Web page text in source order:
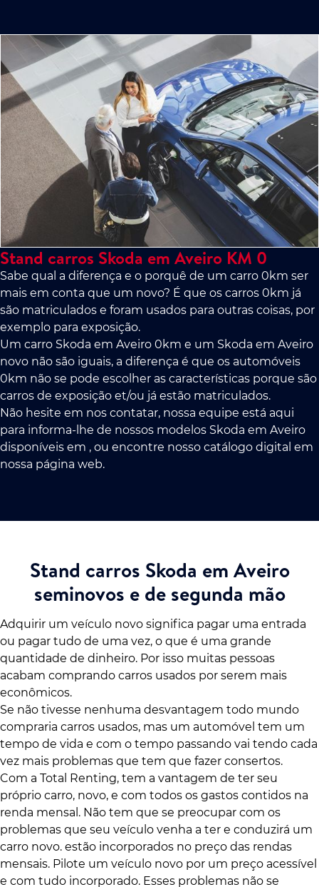
Stand carros Skoda em Aveiro KM 0
Sabe qual a diferença e o porquê de um carro 0km ser
mais em conta que um novo? É que os carros 0km já
são matriculados e foram usados para outras coisas, por
exemplo para exposição.
Um carro Skoda em Aveiro 0km e um Skoda em Aveiro
novo não são iguais, a diferença é que os automóveis
0km não se pode escolher as características porque são
carros de exposição et/ou já estão matriculados.
Não hesite em nos contatar, nossa equipe está aqui
para informa-lhe de nossos modelos Skoda em Aveiro
disponíveis em , ou encontre nosso catálogo digital em
nossa página web.
Stand carros Skoda em Aveiro
seminovos e de segunda mão
Adquirir um veículo novo significa pagar uma entrada
ou pagar tudo de uma vez, o que é uma grande
quantidade de dinheiro. Por isso muitas pessoas
acabam comprando carros usados por serem mais
econômicos.
Se não tivesse nenhuma desvantagem todo mundo
compraria carros usados, mas um automóvel tem um
tempo de vida e com o tempo passando vai tendo cada
vez mais problemas que tem que fazer consertos.
Com a Total Renting, tem a vantagem de ter seu
próprio carro, novo, e com todos os gastos contidos na
renda mensal. Não tem que se preocupar com os
problemas que seu veículo venha a ter e conduzirá um
carro novo. estão incorporados no preço das rendas
mensais. Pilote um veículo novo por um preço acessível
e com tudo incorporado. Esses problemas não se